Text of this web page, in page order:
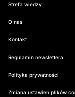
Strefa wiedzy
O nas
Kontakt
Regulamin newslettera
Polityka prywatności
Zmiana ustawień plików